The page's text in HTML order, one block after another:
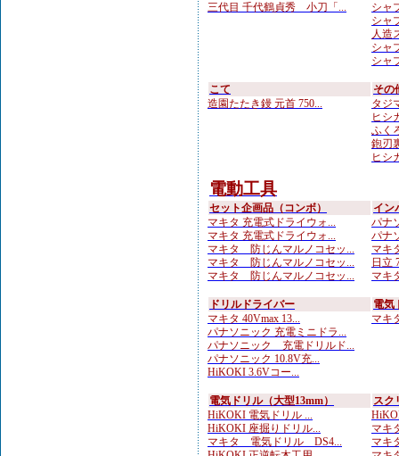
三代目 千代鶴貞秀 小刀「...
シャ
シャ
人
シャ
シャ
こて
造園たたき鏝 元首 750...
その
タジ
ヒシ
ふく
鉋刃
ヒシ
電動工具
セット企画品（コンボ）
マキタ 充電式ドライウォ...
マキタ 充電式ドライウォ...
マキタ 防じんマルノコセッ...
マキタ 防じんマルノコセッ...
マキタ 防じんマルノコセッ...
イン
パナ
パナ
マキ
日立
マキ
ドリルドライバー
マキタ 40Vmax 13...
パナソニック 充電ミニドラ...
パナソニック 充電ドリルド...
パナソニック 10.8V充...
HiKOKI 3.6Vコー...
電気
マキ
電気ドリル（大型13mm）
HiKOKI 電気ドリル ...
HiKOKI 座掘りドリル...
マキタ 電気ドリル DS4...
スク
マキ
マキ